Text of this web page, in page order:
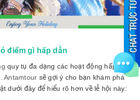
điểm gì hấp dẫn
quy tụ đa dạng các hoạt động hấp dẫn,
Antamtour sẽ gợi ý cho bạn khám phá
dưới đây để hiểu rõ hơn về lễ hội này: